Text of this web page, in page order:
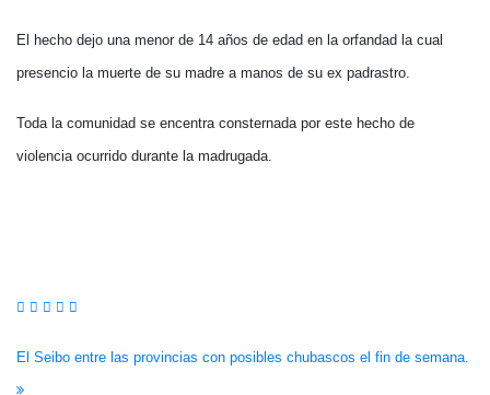
El hecho dejo una menor de 14 años de edad en la orfandad la cual
presencio la muerte de su madre a manos de su ex padrastro.
Toda la comunidad se encentra consternada por este hecho de
violencia ocurrido durante la madrugada.
Navegación
El Seibo entre las provincias con posibles chubascos el fin de semana.